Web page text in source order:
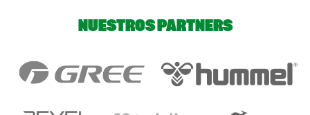
NUESTROS PARTNERS